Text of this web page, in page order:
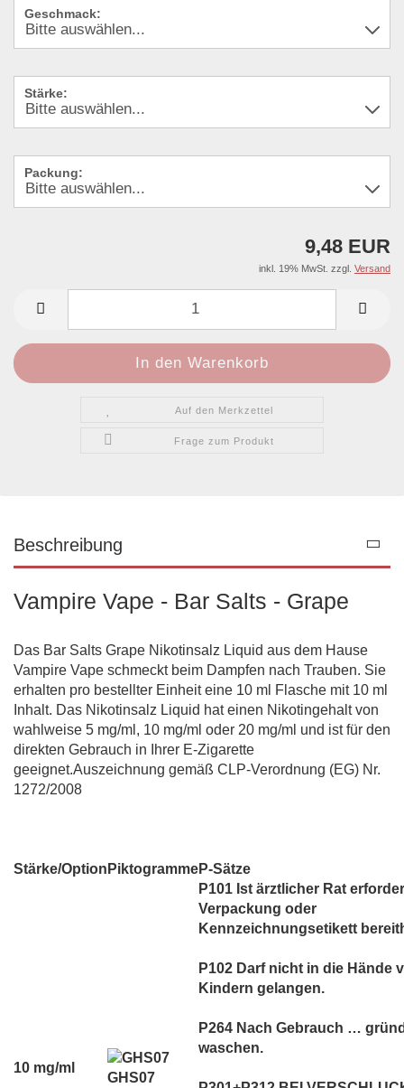
Geschmack:
Stärke:
Packung:
9,48 EUR
inkl. 19% MwSt. zzgl. Versand
Auf den Merkzettel
Frage zum Produkt
Beschreibung
Vampire Vape - Bar Salts - Grape
Das Bar Salts Grape Nikotinsalz Liquid aus dem Hause
Vampire Vape schmeckt beim Dampfen nach Trauben. Sie
erhalten pro bestellter Einheit eine 10 ml Flasche mit 10 ml
Inhalt. Das Nikotinsalz Liquid hat einen Nikotingehalt von
wahlweise 5 mg/ml, 10 mg/ml oder 20 mg/ml und ist für den
direkten Gebrauch in Ihrer E-Zigarette
geeignet.Auszeichnung gemäß CLP-Verordnung (EG) Nr.
1272/2008
Stärke/Option PiktogrammeP-Sätze
10 mg/ml
GHS07
P101 Ist ärztlicher Rat
Verpackung oder
Kennzeichnungsetikett
P102 Darf nicht in die Hände
Kindern gelangen.
P264 Nach Gebrauch …
waschen.